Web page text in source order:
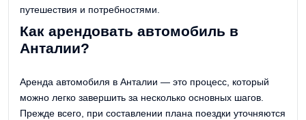
путешествия и потребностями.
Как арендовать автомобиль в
Анталии?
Аренда автомобиля в Анталии — это процесс, который
можно легко завершить за несколько основных шагов.
Прежде всего, при составлении плана поездки уточняются